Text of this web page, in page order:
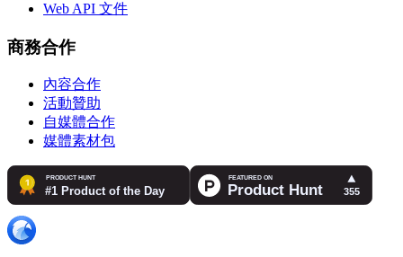
Web API 文件
商務合作
內容合作
活動贊助
自媒體合作
媒體素材包